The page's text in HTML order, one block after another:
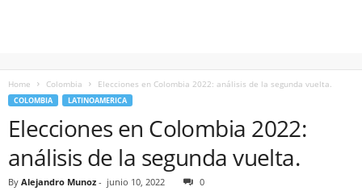
Home Colombia Elecciones en Colombia 2022: análisis de la segunda vuelta.
COLOMBIA LATINOAMERICA
Elecciones en Colombia 2022:
análisis de la segunda vuelta.
By Alejandro Munoz - junio 10, 2022 0